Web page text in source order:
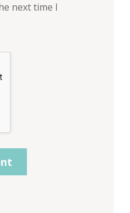
next time I